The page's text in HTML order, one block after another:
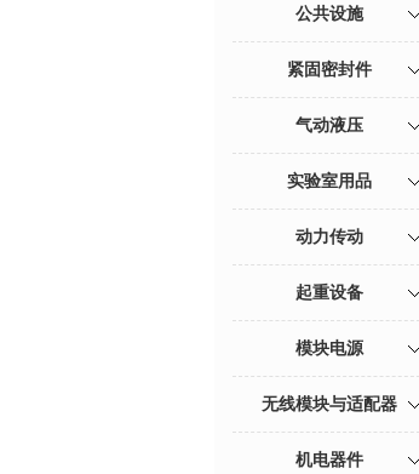
公共设施
紧固密封件
气动液压
实验室用品
动力传动
起重设备
模块电源
无线模块与适配器
机电器件